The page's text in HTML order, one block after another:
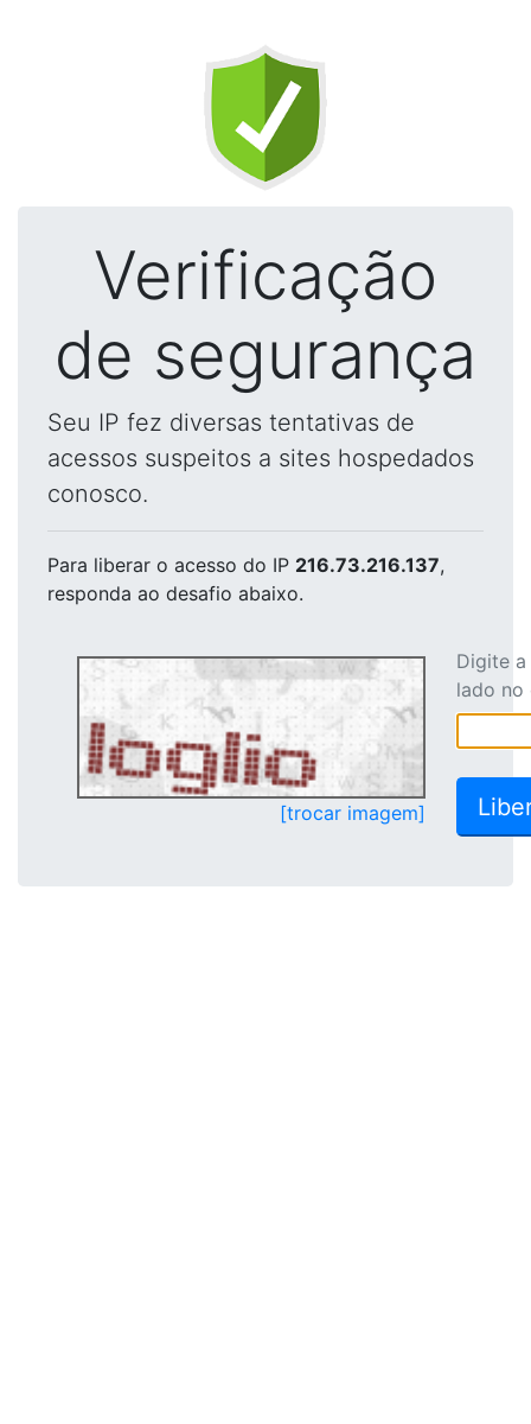
Verificação
de segurança
Seu IP fez diversas tentativas de
acessos suspeitos a sites hospedados
conosco.
Para liberar o acesso do IP 216.73.216.137,
responda ao desafio abaixo.
[trocar imagem]
Digite
lado no